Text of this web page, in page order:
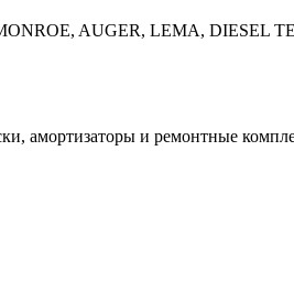
AUGER, LEMA, DIESEL
амортизаторы и ремонтные